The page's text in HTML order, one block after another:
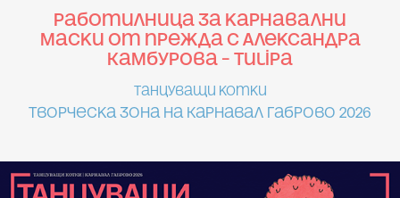
Работилница за карнавални
маски от прежда с Александра
Камбурова – Tulipa
Танцуващи котки
Творческа зона на Карнавал Габрово 2026